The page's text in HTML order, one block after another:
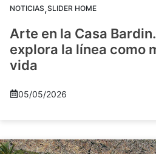
NOTICIAS,SLIDER HOME
Arte en la Casa
explora la línea como
vida
05/05/2026